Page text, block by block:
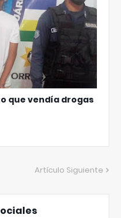
que vendía drogas
Artículo Siguiente